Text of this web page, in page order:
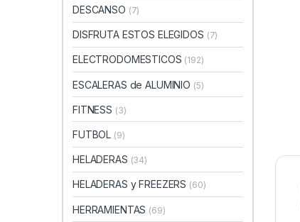
DESCANSO (7)
DISFRUTA ESTOS ELEGIDOS (7)
ELECTRODOMESTICOS (192)
ESCALERAS de ALUMINIO (5)
FITNESS (3)
FUTBOL (9)
HELADERAS (34)
HELADERAS y FREEZERS (60)
HERRAMIENTAS (69)